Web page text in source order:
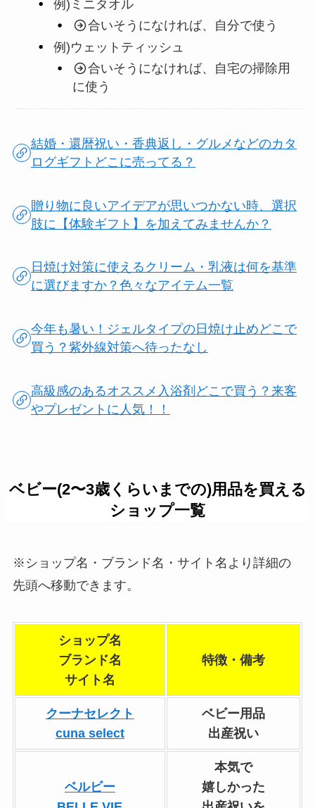
例)ミニタオル
合いそうになければ、自分で使う
例)ウェットティッシュ
合いそうになければ、自宅の掃除用
に使う
結婚・還暦祝い・香典返し・グルメなどのカタ
ログギフトどこに売ってる？
贈り物に良いアイデアが思いつかない時、選択
肢に【体験ギフト】を加えてみませんか？
日焼け対策に使えるクリーム・乳液は何を基準
に選びますか？色々なアイテム一覧
今年も暑い！ジェルタイプの日焼け止めどこで
買う？紫外線対策へ待ったなし
高級感のあるオススメ入浴剤どこで買う？来客
やプレゼントに人気！！
ベビー(2〜3歳くらいまでの)用品を買える
ショップ一覧
※ショップ名・ブランド名・サイト名より詳細の
先頭へ移動できます。
ショップ名
ブランド名
サイト名
特徴・備考
クーナセレクト
cuna select
ベビー用品
出産祝い
ベルビー
本気で
嬉しかった